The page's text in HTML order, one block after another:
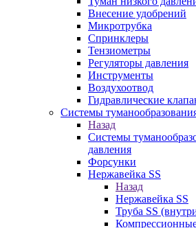
Внесение удобрений
Микротрубка
Спринклеры
Тензиометры
Регуляторы давления
Инструменты
Воздухоотвод
Гидравлические
Системы
Назад
Системы
давления
Форсунки
Нержавейка SS
Назад
Нержавейка SS
Труба SS